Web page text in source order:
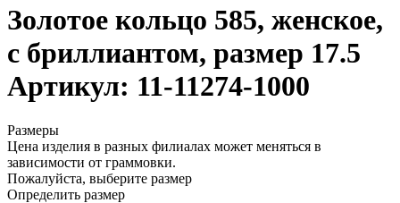
Золотое кольцо 585, женское,
с бриллиантом, размер 17.5
Артикул: 11-11274-1000
Размеры
Цена изделия в разных филиалах может меняться в
зависимости от граммовки.
Пожалуйста, выберите размер
Определить размер